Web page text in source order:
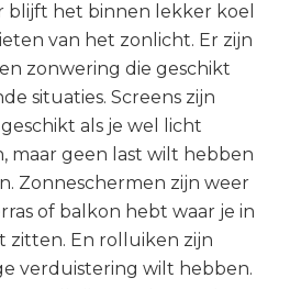
blijft het binnen lekker koel
van het zonlicht. Er zijn
zonwering die geschikt
situaties. Screens zijn
als je wel licht
maar geen last wilt hebben
Zonneschermen zijn weer
of balkon hebt waar je in
zitten. En rolluiken zijn
verduistering wilt hebben.